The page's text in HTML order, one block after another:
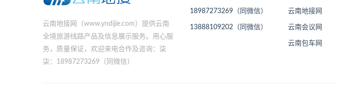
云南地接网（www.yndijie.com）提供云南
全境旅游线路产品及信息展示服务。用心服
务，质量保证，欢迎来电合作及咨询：柒
柒：18987273269（同微信）
18987273269（同微信）
13888109202（同微信）
云南地接网
云南会议网
云南包车网